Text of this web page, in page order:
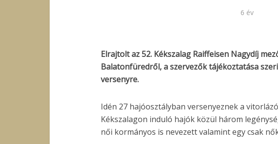
6 év
Elrajtolt az 52. Kékszalag Raiffeisen Nagydíj
Balatonfüredről, a szervezők tájékoztatása
versenyre.
Idén 27 hajóosztályban versenyeznek a
Kékszalagon induló hajók közül három
női kormányos is nevezett valamint egy csak